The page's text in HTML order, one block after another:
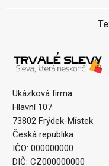
Ukázková firma
Hlavní 107
73802 Frýdek-Místek
Česká republika
IČO: 000000000
DIČ: CZ000000000